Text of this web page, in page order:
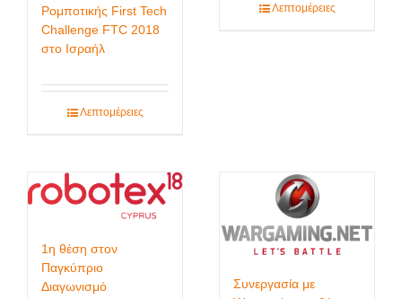
Ρομποτικής First Tech
Challenge FTC 2018
στο Ισραήλ
Λεπτομέρειες
Λεπτομέρειες
1η θέση στον
Παγκύπριο
Διαγωνισμό
Συνεργασία με